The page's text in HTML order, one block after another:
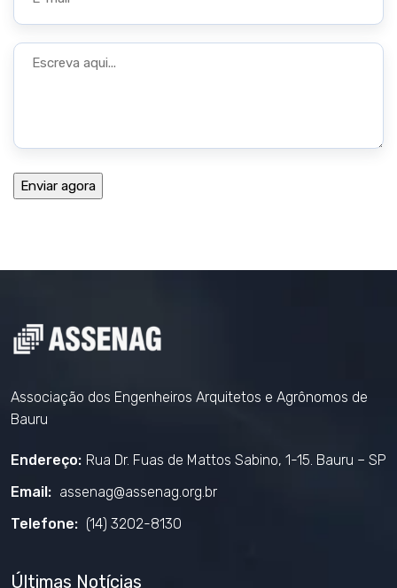
Associação dos Engenheiros Arquitetos e Agrônomos de
Bauru
Endereço: Rua Dr. Fuas de Mattos Sabino, 1-15. Bauru – SP
Email: assenag@assenag.org.br
Telefone: (14) 3202-8130
Últimas Notícias